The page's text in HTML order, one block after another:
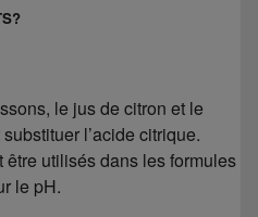
le jus de citron et le
l’acide citrique.
être utilisés dans les formules
le pH.